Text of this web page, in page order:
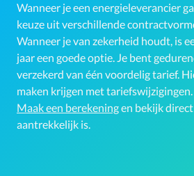
Wanneer je een energieleverancier
keuze uit verschillende
Wanneer je van zekerheid houdt, is
jaar een goede optie. Je bent
verzekerd van één voordelig tarief.
maken krijgen met tariefswijzigingen.
Maak een berekeningen bekijk
aantrekkelijk is.